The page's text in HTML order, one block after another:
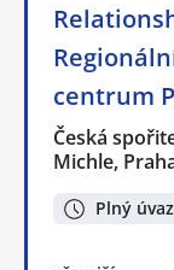
centrum
Česká
Michle,
Plný